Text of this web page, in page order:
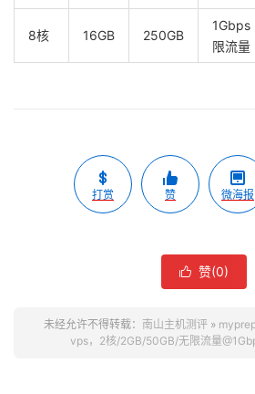
8核 16GB 250GB
限流量
打赏 赞 微海报
 赞(0)
未经允许不得转载： 南山主机测评 »
vps，2核/2GB/50GB/无限流量